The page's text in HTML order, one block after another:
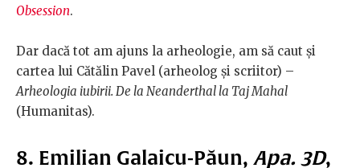
Obsession.
Dar dacă tot am ajuns la arheologie, am să caut și
cartea lui Cătălin Pavel (arheolog și scriitor) –
Arheologia iubirii. De la Neanderthal la Taj Mahal
(Humanitas).
8. Emilian Galaicu-Păun, Apa. 3D,